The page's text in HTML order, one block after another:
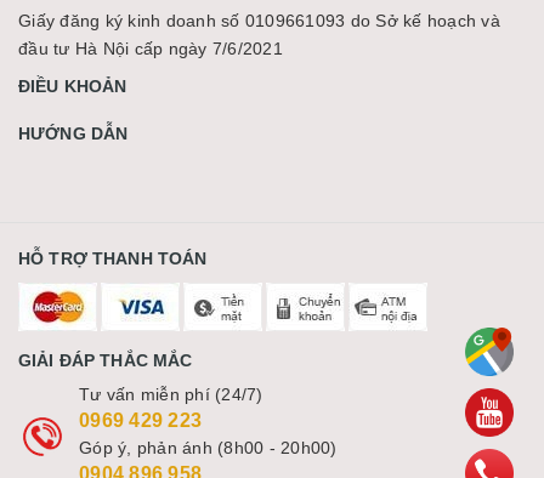
Giấy đăng ký kinh doanh số 0109661093 do Sở kế hoạch và
đầu tư Hà Nội cấp ngày 7/6/2021
ĐIỀU KHOẢN
HƯỚNG DẪN
HỖ TRỢ THANH TOÁN
GIẢI ĐÁP THẮC MẮC
Tư vấn miễn phí (24/7)
0969 429 223
Góp ý, phản ánh (8h00 - 20h00)
0904 896 958